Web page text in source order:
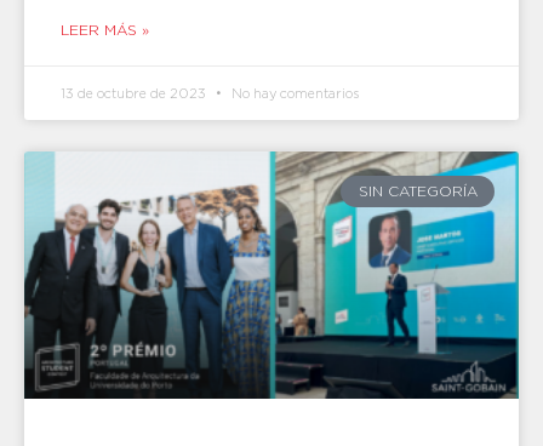
LEER MÁS »
13 de octubre de 2023 No hay comentarios
SIN CATEGORÍA